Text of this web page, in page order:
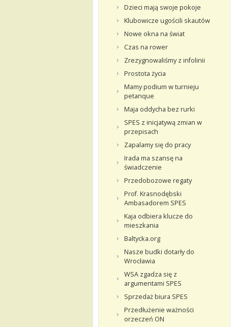
Dzieci mają swoje pokoje
Klubowicze ugościli skautów
Nowe okna na świat
Czas na rower
Zrezygnowaliśmy z infolinii
Prostota życia
Mamy podium w turnieju
petanque
Maja oddycha bez rurki
SPES z inicjatywą zmian w
przepisach
Zapalamy się do pracy
Irada ma szansę na
świadczenie
Przedobozowe regaty
Prof. Krasnodębski
Ambasadorem SPES
Kaja odbiera klucze do
mieszkania
Baltycka.org
Nasze budki dotarły do
Wrocławia
WSA zgadza się z
argumentami SPES
Sprzedaż biura SPES
Przedłużenie ważności
orzeczeń ON